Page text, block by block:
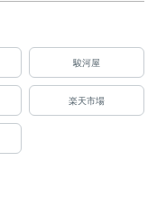
0円
0円
送料込510円
駿河屋
楽天市場